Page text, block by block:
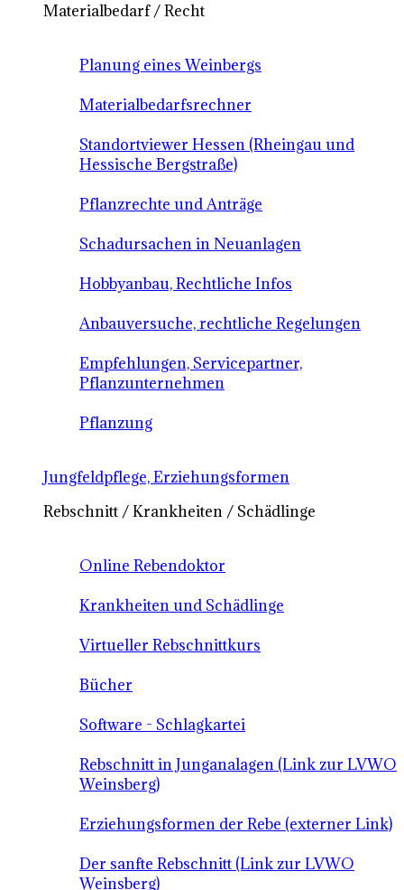
Materialbedarf / Recht
Planung eines Weinbergs
Materialbedarfsrechner
Standortviewer Hessen (Rheingau und
Hessische Bergstraße)
Pflanzrechte und Anträge
Schadursachen in Neuanlagen
Hobbyanbau, Rechtliche Infos
Anbauversuche, rechtliche Regelungen
Empfehlungen, Servicepartner,
Pflanzunternehmen
Pflanzung
Jungfeldpflege, Erziehungsformen
Rebschnitt / Krankheiten / Schädlinge
Online Rebendoktor
Krankheiten und Schädlinge
Virtueller Rebschnittkurs
Bücher
Software - Schlagkartei
Rebschnitt in Junganalagen (Link zur LVWO
Weinsberg)
Erziehungsformen der Rebe (externer Link)
Der sanfte Rebschnitt (Link zur LVWO
Weinsberg)